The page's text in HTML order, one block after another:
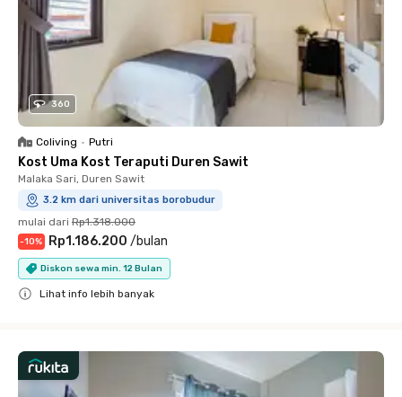
360
Coliving • Putri
Kost Uma Kost Teraputi Duren Sawit
Malaka Sari, Duren Sawit
3.2 km dari universitas borobudur
mulai dari Rp1.318.000
-10% Rp1.186.200 /bulan
Diskon sewa min. 12 Bulan
Lihat info lebih banyak